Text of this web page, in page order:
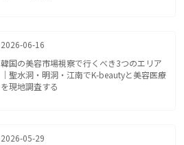
2026-06-16
韓国の美容市場視察で行くべき3つのエリア
｜聖水洞・明洞・江南でK-beautyと美容医療
を現地調査する
2026-05-29